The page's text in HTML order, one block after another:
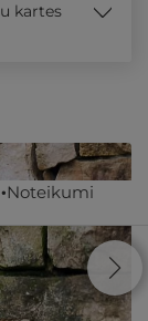
Noteikumi
kartes